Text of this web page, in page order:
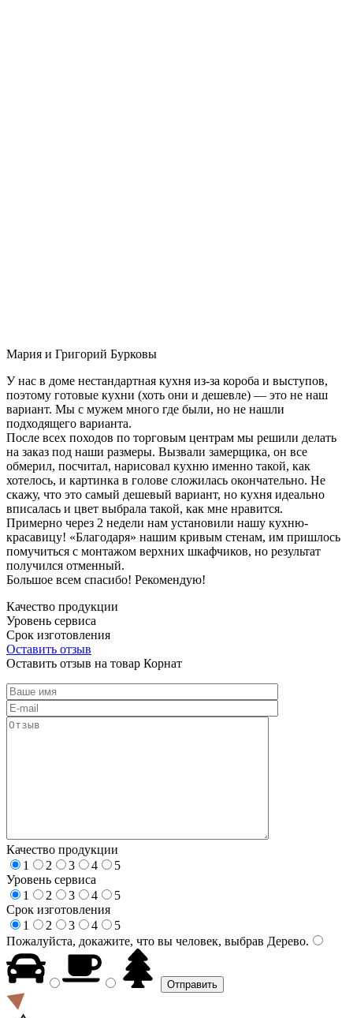
Мария и Григорий Бурковы
У нас в доме нестандартная кухня из-за короба и выступов,
поэтому готовые кухни (хоть они и дешевле) — это не наш
вариант. Мы с мужем много где были, но не нашли
подходящего варианта.
После всех походов по торговым центрам мы решили делать
на заказ под наши размеры. Вызвали замерщика, он все
обмерил, посчитал, нарисовал кухню именно такой, как
хотелось, и картинка в голове сложилась окончательно. Не
скажу, что это самый дешевый вариант, но кухня идеально
вписалась и цвет выбрала такой, как мне нравится.
Примерно через 2 недели нам установили нашу кухню-
красавицу! «Благодаря» нашим кривым стенам, им пришлось
помучиться с монтажом верхних шкафчиков, но результат
получился отменный.
Большое всем спасибо! Рекомендую!
Качество продукции
Уровень сервиса
Срок изготовления
Оставить отзыв
Оставить отзыв на товар Корнат
Качество продукции
1
2 3 4
5
Уровень сервиса
1
2 3 4
5
Срок изготовления
1
2 3 4
5
Пожалуйста, докажите, что вы человек, выбрав Дерево.